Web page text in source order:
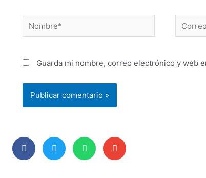
Guarda mi nombre, correo electrónico y web